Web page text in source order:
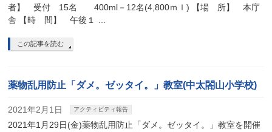
者】 受付 15名 400ml－12名(4,800ｍｌ) 【場 所】 本庁
舎 【時 間】 午後１ …
この記事を読む
薬物乱用防止「ダメ。ゼッタイ。」教室(中太閤山小学校)
2021年2月1日 アクティビティ報告
2021年1月29日(金)薬物乱用防止「ダメ。ゼッタイ。」教室を開催